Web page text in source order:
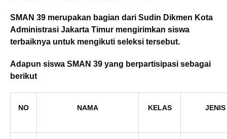
SMAN 39 merupakan bagian dari Sudin Dikmen Kota
Administrasi Jakarta Timur mengirimkan siswa
terbaiknya untuk mengikuti seleksi tersebut.
Adapun siswa SMAN 39 yang berpartisipasi sebagai
berikut
NO NAMA KELAS